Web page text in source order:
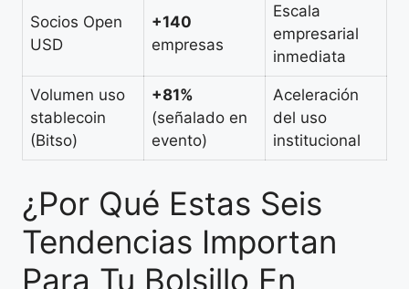
Socios Open
USD
+140
empresas
Escala
empresarial
inmediata
Volumen uso
stablecoin
(Bitso)
+81%
(señalado en
evento)
Aceleración
del uso
institucional
¿Por Qué Estas Seis
Tendencias Importan
Para Tu Bolsillo En